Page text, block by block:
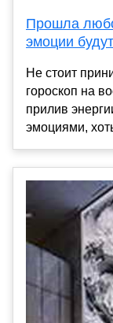
Прошла
эмоции
Не стоит
гороскоп на
прилив
эмоциями,